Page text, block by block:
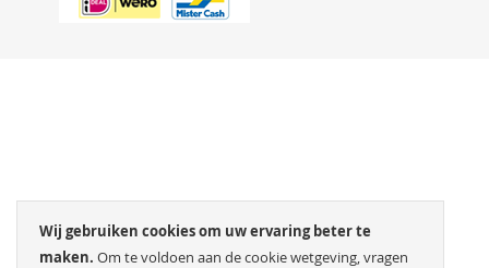
Wij gebruiken cookies om uw ervaring beter te
maken. Om te voldoen aan de cookie wetgeving, vragen